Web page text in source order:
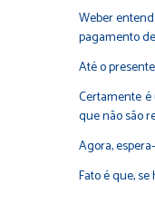
Weber
pagamento
Até o
Certamente
que não são
Agora,
Fato é que,